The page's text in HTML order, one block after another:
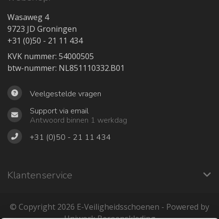
Wasaweg 4
9723 JD Groningen
+31 (0)50 - 21 11 434
KVK nummer: 54000505
btw-nummer: NL851110332.B01
Veelgestelde vragen
Support via email
Antwoord binnen 1 werkdag
+31 (0)50 - 21 11 434
Klantenservice
© Copyright 2026 ‎E-Veiligheidsschoenen - Powered by